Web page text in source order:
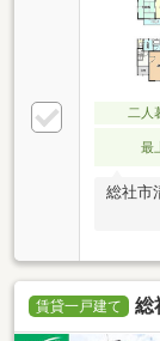
二人
最
総社市
賃貸一戸建て 総